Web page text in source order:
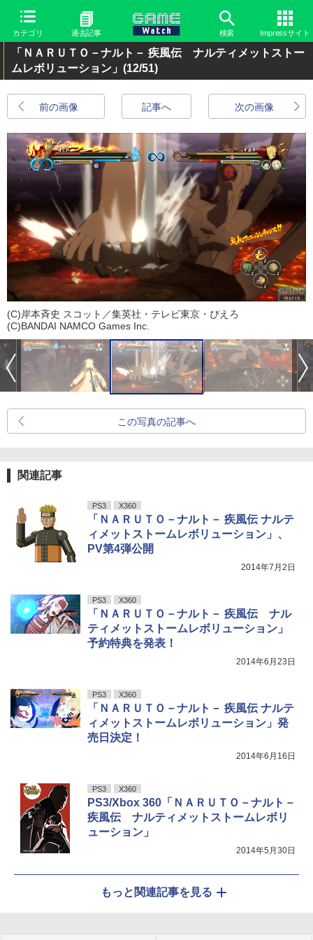
カテゴリ 過去記事 検索 Impressサイト
「ＮＡＲＵＴＯ－ナルト－ 疾風伝 ナルティメットストー
ムレボリューション」 (12/51)
前の画像 次の画像
記事へ
(C)岸本斉史 スコット／集英社・テレビ東京・ぴえろ
(C)BANDAI NAMCO Games Inc.
この写真の記事へ
関連記事
PS3 X360
「ＮＡＲＵＴＯ－ナルト－ 疾風伝 ナルテ
ィメットストームレボリューション」、
PV第4弾公開
2014年7月2日
PS3 X360
「ＮＡＲＵＴＯ－ナルト－ 疾風伝 ナル
ティメットストームレボリューション」
予約特典を発表！
2014年6月23日
PS3 X360
「ＮＡＲＵＴＯ－ナルト－ 疾風伝 ナルテ
ィメットストームレボリューション」発
売日決定！
2014年6月16日
PS3 X360
PS3/Xbox 360「ＮＡＲＵＴＯ－ナルト－
疾風伝 ナルティメットストームレボリ
ューション」
2014年5月30日
もっと関連記事を見る